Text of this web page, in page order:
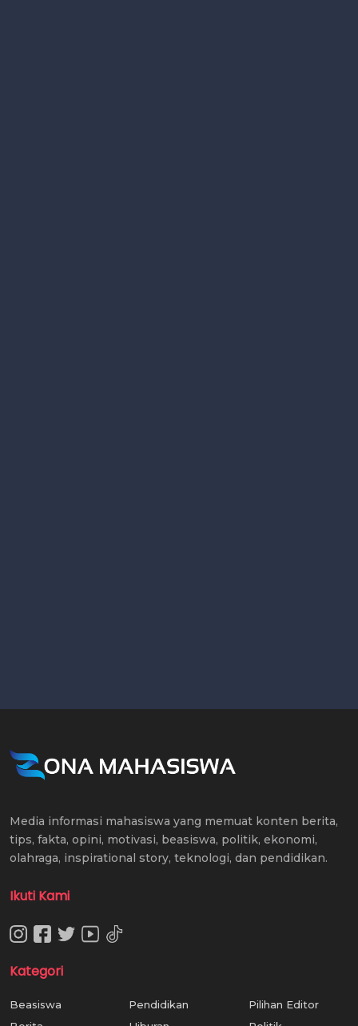
Media informasi mahasiswa yang memuat konten berita,
tips, fakta, opini, motivasi, beasiswa, politik, ekonomi,
olahraga, inspirational story, teknologi, dan pendidikan.
Ikuti Kami
Kategori
Beasiswa
Pendidikan
Pilihan Editor